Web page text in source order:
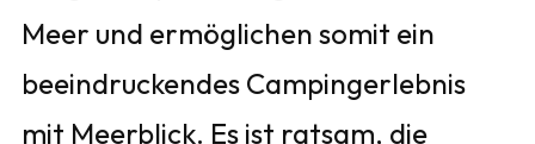
Meer und ermöglichen somit ein
beeindruckendes Campingerlebnis
mit Meerblick. Es ist ratsam, die